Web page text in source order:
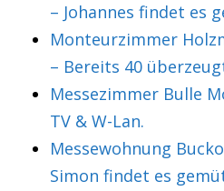
– Johannes findet es
Monteurzimmer
– Bereits 40
Messezimmer Bulle
TV & W-Lan.
Messewohnung
Simon findet es